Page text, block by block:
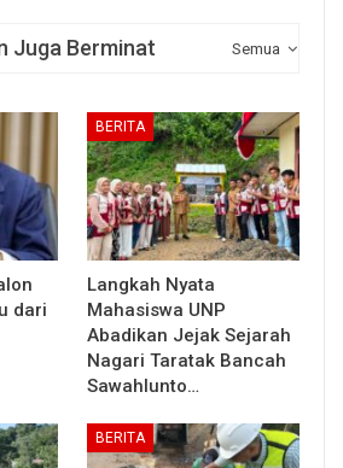
Semua
Juga Berminat
dari
BERITA
Langkah Nyata
Mahasiswa UNP
Abadikan Jejak Sejarah
Nagari Taratak Bancah
Sawahlunto…
BERITA